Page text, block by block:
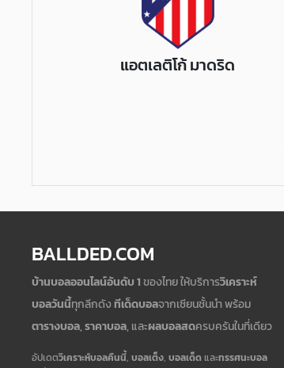
แอตเลติโก้ มาดริด
BALLDED.COM
บ้านบอลออนไลน์อันดับ 1ของไทย ให้บริการวิเคราะห์
บอลวันนี้ทุกลีกดังทีเด็ดบอลจากเซียนชั้นนำ พร้อม
ตารางบอล,ราคาบอล, และผลบอลสดครบครันในที่เดียว
อัปเดตวิเคราะห์บอลคืนนี้, บอลเต็ง, บอลเด็ดและทรรศนะบอล